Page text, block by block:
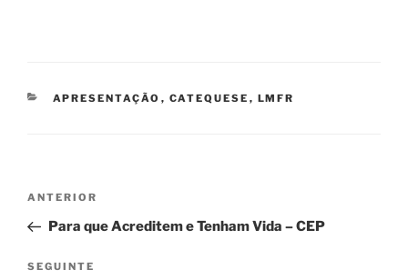
CATEGORIAS
APRESENTAÇÃO , CATEQUESE , LMFR
Navegação
artigos
Conteúdo
anterior
ANTERIOR
Para que Acreditem e Tenham Vida – CEP
Conteúdo
SEGUINTE